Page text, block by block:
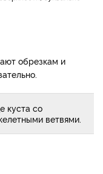
обрезкам и
куста со
ветвями.